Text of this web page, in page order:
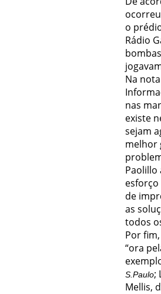
o
Rádio
Na
nas
existe
sejam
melhor
Paolillo
de
as
todos
Por
“ora
S.Paulo;
Mellis,